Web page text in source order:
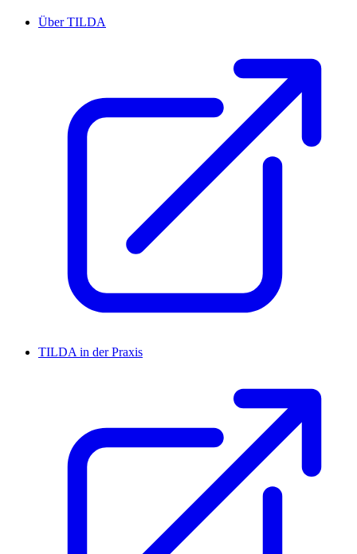
Über TILDA
TILDA in der Praxis